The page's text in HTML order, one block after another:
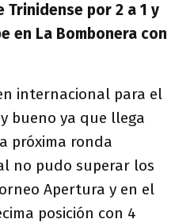
por 2 a 1 y
en La Bombonera con
internacional para el
bueno ya que llega
próxima ronda
no pudo superar los
Apertura y en el
posición con 4